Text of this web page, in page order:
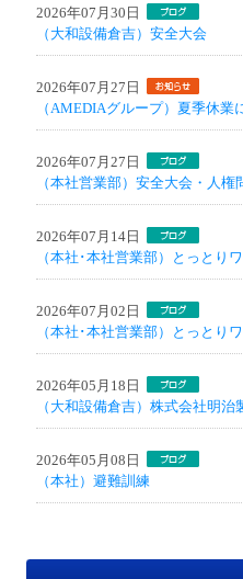
2026年07月30日
（大和設備倉吉）安全大会
2026年07月27日
（AMEDIAグループ）夏季休業
2026年07月27日
（本社営業部）安全大会・人権
2026年07月14日
（本社･本社営業部）とっとり
2026年07月02日
（本社･本社営業部）とっとり
2026年05月18日
（大和設備倉吉）株式会社明治
2026年05月08日
（本社）避難訓練